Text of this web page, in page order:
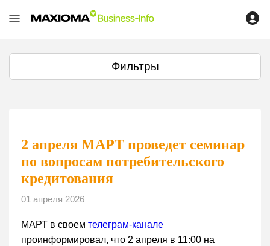
Фильтры
2 апреля МАРТ проведет семинар
по вопросам потребительского
кредитования
01 апреля 2026
МАРТ в своем телеграм-канале
проинформировал, что 2 апреля в 11:00 на